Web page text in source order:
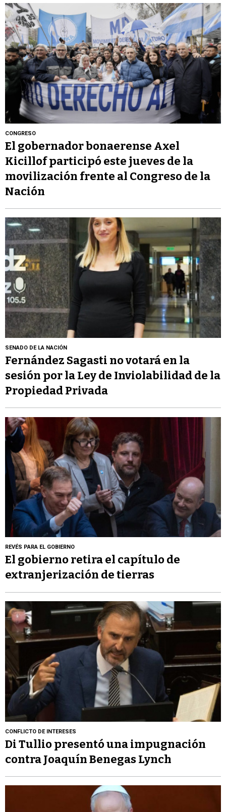
CONGRESO
El gobernador bonaerense Axel
Kicillof participó este jueves de la
movilización frente al Congreso de la
Nación
SENADO DE LA NACIÓN
Fernández Sagasti no votará en la
sesión por la Ley de Inviolabilidad de la
Propiedad Privada
REVÉS PARA EL GOBIERNO
El gobierno retira el capítulo de
extranjerización de tierras
CONFLICTO DE INTERESES
Di Tullio presentó una impugnación
contra Joaquín Benegas Lynch